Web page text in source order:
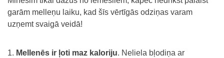
garām melleņu laiku, kad šīs vērtīgās odziņas varam
uzņemt svaigā veidā!
Mellenēs ir ļoti maz kaloriju. Neliela bļodiņa ar